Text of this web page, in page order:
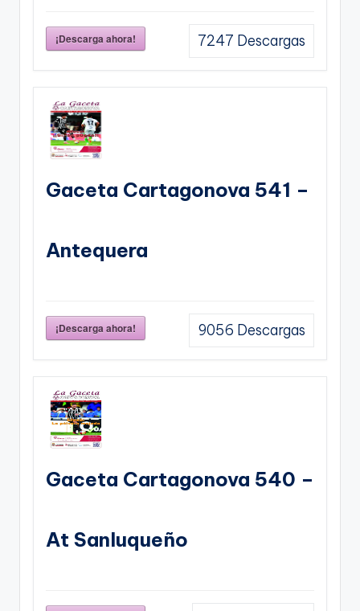
¡Descarga ahora! 7247 Descargas
Gaceta Cartagonova 541 –
Antequera
¡Descarga ahora! 9056 Descargas
Gaceta Cartagonova 540 –
At Sanluqueño